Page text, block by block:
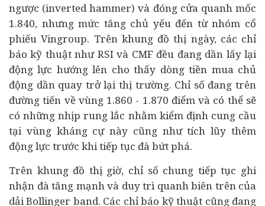
ngược (inverted hammer) và đóng cửa quanh mốc
1.840, nhưng mức tăng chủ yếu đến từ nhóm cổ
phiếu Vingroup. Trên khung đồ thị ngày, các chỉ
báo kỹ thuật như RSI và CMF đều đang dần lấy lại
động lực hướng lên cho thấy dòng tiền mua chủ
động dần quay trở lại thị trường. Chỉ số đang trên
đường tiến về vùng 1.860 - 1.870 điểm và có thể sẽ
có những nhịp rung lắc nhằm kiểm định cung cầu
tại vùng kháng cự này cũng như tích lũy thêm
động lực trước khi tiếp tục đà bứt phá.
Trên khung đồ thị giờ, chỉ số chung tiếp tục ghi
nhận đà tăng mạnh và duy trì quanh biên trên của
dải Bollinger band. Các chỉ báo kỹ thuật cũng đang